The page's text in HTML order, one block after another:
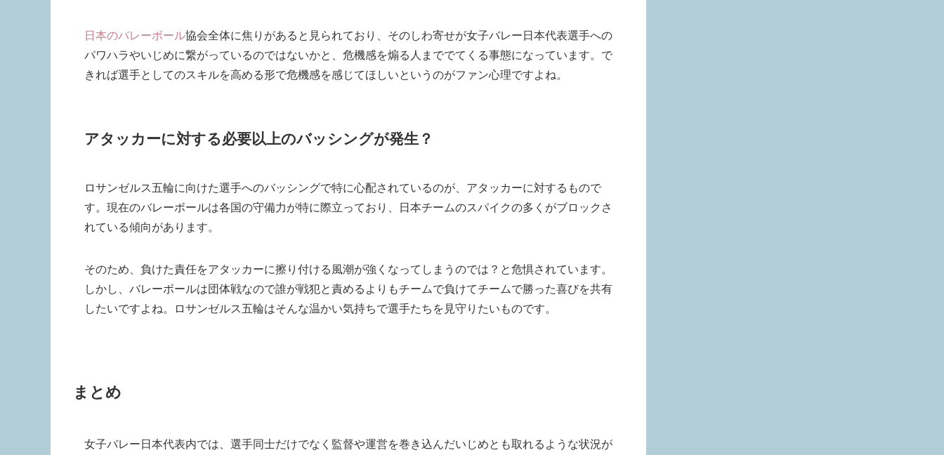
日本のバレーボール協会全体に焦りがあると見られており、そのしわ寄せが女子バレー日本代表選手への
パワハラやいじめに繋がっているのではないかと、危機感を煽る人まででてくる事態になっています。で
きれば選手としてのスキルを高める形で危機感を感じてほしいというのがファン心理ですよね。
アタッカーに対する必要以上のバッシングが発生？
ロサンゼルス五輪に向けた選手へのバッシングで特に心配されているのが、アタッカーに対するもので
す。現在のバレーボールは各国の守備力が特に際立っており、日本チームのスパイクの多くがブロックさ
れている傾向があります。
そのため、負けた責任をアタッカーに擦り付ける風潮が強くなってしまうのでは？と危惧されています。
しかし、バレーボールは団体戦なので誰が戦犯と責めるよりもチームで負けてチームで勝った喜びを共有
したいですよね。ロサンゼルス五輪はそんな温かい気持ちで選手たちを見守りたいものです。
まとめ
女子バレー日本代表内では、選手同士だけでなく監督や運営を巻き込んだいじめとも取れるような状況が